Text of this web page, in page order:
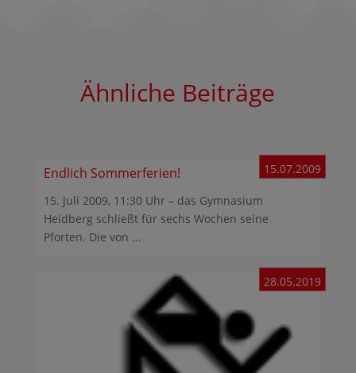
Ähnliche Beiträge
Endlich Sommerferien! 15.07.2009
15. Juli 2009, 11:30 Uhr – das Gymnasium
Heidberg schließt für sechs Wochen seine
Pforten. Die von ...
28.05.2019